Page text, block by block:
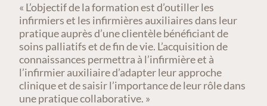
« L’objectif de la formation est d’outiller les
infirmiers et les infirmières auxiliaires dans leur
pratique auprès d’une clientèle bénéficiant de
soins palliatifs et de fin de vie. L’acquisition de
connaissances permettra à l’infirmière et à
l’infirmier auxiliaire d’adapter leur approche
clinique et de saisir l’importance de leur rôle dans
une pratique collaborative. »